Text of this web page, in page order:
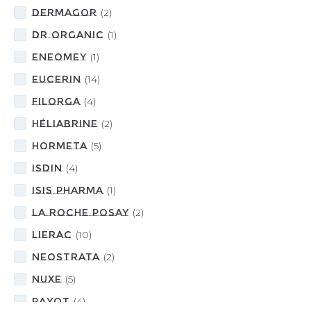
DERMAGOR (2)
DR ORGANIC (1)
ENEOMEY (1)
Eucerin (14)
FILORGA (4)
HÉLIABRINE (2)
HORMETA (5)
ISDIN (4)
Isis Pharma (1)
LA ROCHE POSAY (2)
LIERAC (10)
NEOSTRATA (2)
NUXE (5)
Payot (4)